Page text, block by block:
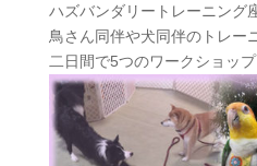
ハズバンダリートレーニング
鳥さん同伴や犬同伴のトレー
二日間で5つのワークショッ